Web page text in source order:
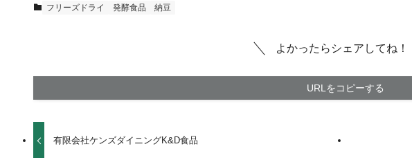
フリーズドライ 発酵食品 納豆
よかったらシェアしてね！
URLをコピーする
有限会社ケンズダイニングK&D食品